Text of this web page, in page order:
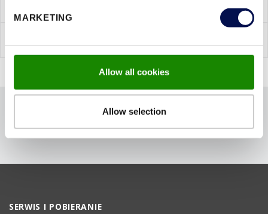
MARKETING
Allow all cookies
Allow selection
SERWIS I POBIERANIE